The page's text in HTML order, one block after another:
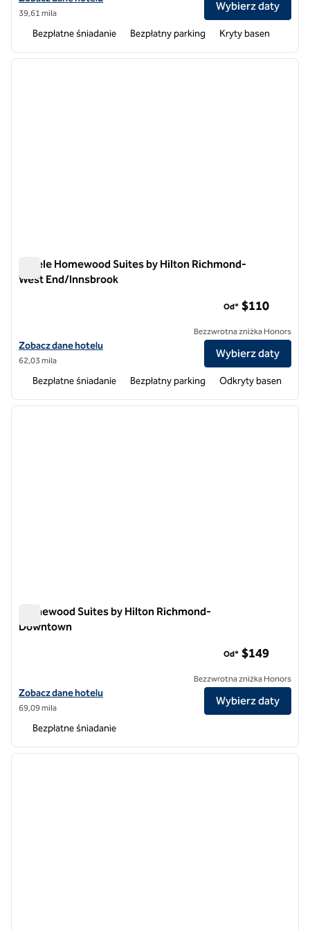
39,61 mila
Wybierz daty
Bezpłatne śniadanie Bezpłatny parking Kryty basen
1 z 12
Hotele Homewood Suites by Hilton Richmond-
West End/Innsbrook
Zobacz szczegóły hotelu Homewood Suites by Hilton Richmond-
Zobacz dane hotelu
62,03 mila
Od* $110
Bezzwrotna zniżka Honors
Wybierz daty
Bezpłatne śniadanie Bezpłatny parking Odkryty basen
1 z 12
Homewood Suites by Hilton Richmond-
Downtown
Zobacz szczegóły hotelu Homewood Suites by Hilton Richmond-
Zobacz dane hotelu
69,09 mila
Od* $149
Bezzwrotna zniżka Honors
Wybierz daty
Bezpłatne śniadanie
1 z 12